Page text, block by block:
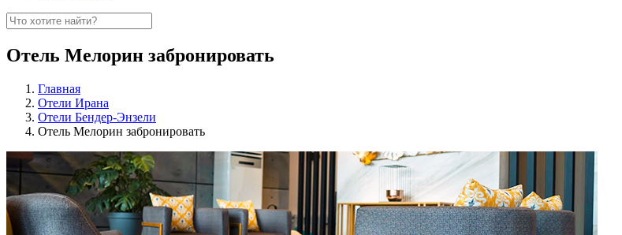
Отель Мелорин забронировать
Главная
Отели Ирана
Отели Бендер-Энзели
Отель Мелорин забронировать